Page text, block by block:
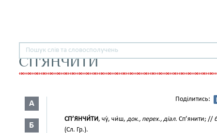
СП'ЯНЧИТИ
А
Б
Поділитись:
СП’ЯНЧИ́ТИ, чу́, чи́ш, док., перех., діал. Сп’янити; //
(Сл. Гр.).